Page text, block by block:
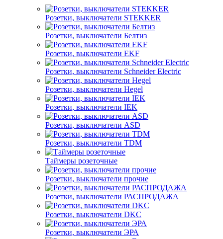
Розетки, выключатели STEKKER
Розетки, выключатели Белтиз
Розетки, выключатели EKF
Розетки, выключатели Schneider Electric
Розетки, выключатели Hegel
Розетки, выключатели IEK
Розетки, выключатели ASD
Розетки, выключатели TDM
Таймеры розеточные
Розетки, выключатели прочие
Розетки, выключатели РАСПРОДАЖА
Розетки, выключатели DKC
Розетки, выключатели ЭРА